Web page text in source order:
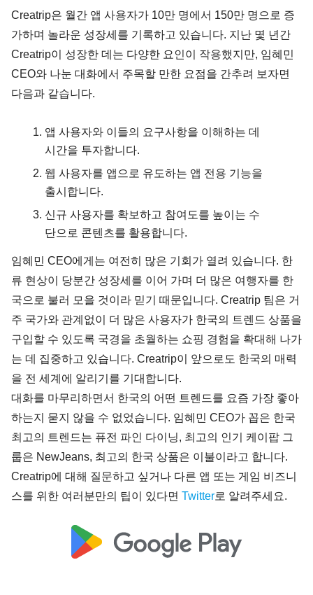
Creatrip은 월간 앱 사용자가 10만 명에서 150만 명으로 증
가하며 놀라운 성장세를 기록하고 있습니다. 지난 몇 년간
Creatrip이 성장한 데는 다양한 요인이 작용했지만, 임혜민
CEO와 나눈 대화에서 주목할 만한 요점을 간추려 보자면
다음과 같습니다.
앱 사용자와 이들의 요구사항을 이해하는 데
시간을 투자합니다.
웹 사용자를 앱으로 유도하는 앱 전용 기능을
출시합니다.
신규 사용자를 확보하고 참여도를 높이는 수
단으로 콘텐츠를 활용합니다.
임혜민 CEO에게는 여전히 많은 기회가 열려 있습니다. 한
류 현상이 당분간 성장세를 이어 가며 더 많은 여행자를 한
국으로 불러 모을 것이라 믿기 때문입니다. Creatrip 팀은 거
주 국가와 관계없이 더 많은 사용자가 한국의 트렌드 상품을
구입할 수 있도록 국경을 초월하는 쇼핑 경험을 확대해 나가
는 데 집중하고 있습니다. Creatrip이 앞으로도 한국의 매력
을 전 세계에 알리기를 기대합니다.
대화를 마무리하면서 한국의 어떤 트렌드를 요즘 가장 좋아
하는지 묻지 않을 수 없었습니다. 임혜민 CEO가 꼽은 한국
최고의 트렌드는 퓨전 파인 다이닝, 최고의 인기 케이팝 그
룹은 NewJeans, 최고의 한국 상품은 이불이라고 합니다.
Creatrip에 대해 질문하고 싶거나 다른 앱 또는 게임 비즈니
스를 위한 여러분만의 팁이 있다면 Twitter로 알려주세요.